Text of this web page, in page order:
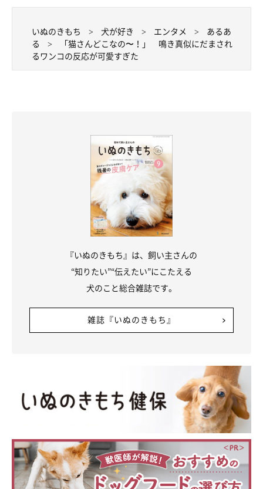
いぬのきもち 犬が好き エンタメ
あるあ
る
「猫さんどこなの〜！」 鳴き真似にだまされ
るワンコの反応が可愛すぎた
『いぬのきもち』は、飼い主さんの
“知りたい”“伝えたい”にこたえる
犬のこと総合雑誌です。
雑誌『いぬのきもち』